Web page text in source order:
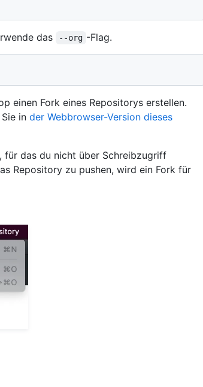
das --org -Flag.
einen Fork eines Repositorys erstellen.
in der Webbrowser-Version dieses
für das du nicht über Schreibzugriff
Repository zu pushen, wird ein Fork für